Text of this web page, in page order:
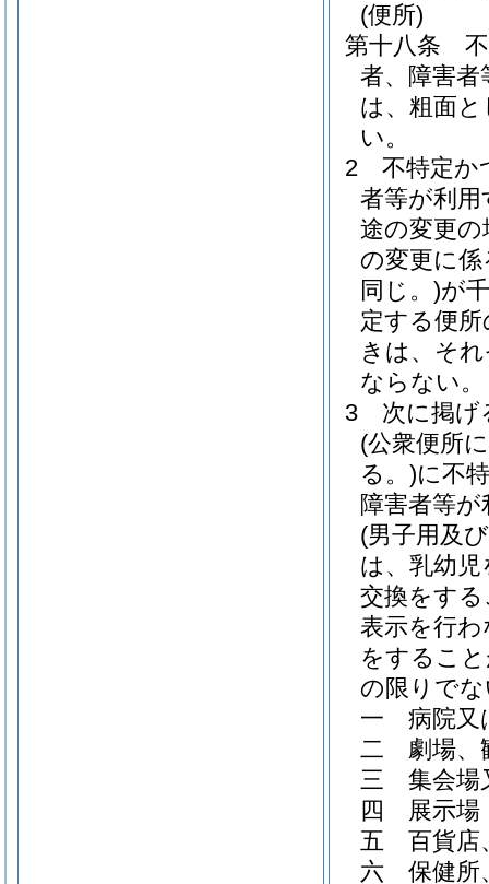
(便所)
第十八条
者、障害
は、粗面
い。
2
不特定か
者等が利
途の変更
の変更に
同じ。)が
定する便
きは、そ
ならない。
3
次に掲げ
(公衆便所
る。)に不
障害者等
(男子用及
は、乳幼
交換をす
表示を行
をするこ
の限りで
一
病院又
二
劇場、
三
集会場
四
展示場
五
百貨店
六
保健所